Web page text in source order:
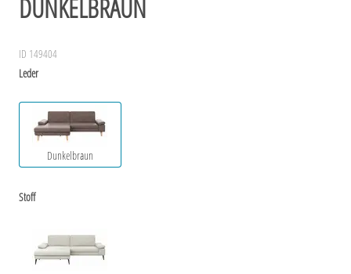
UNKELBRAUN
ID 149404
Leder
Dunkelbraun
Stoff